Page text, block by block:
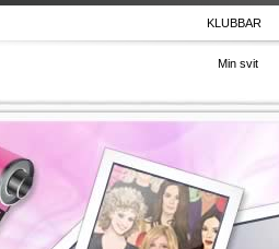
KLUBBAR
Min svit